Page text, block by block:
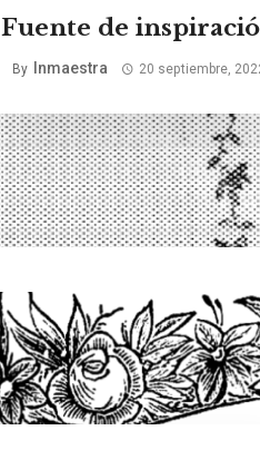
Fuente de
By Inmaestra 20 septiembre,